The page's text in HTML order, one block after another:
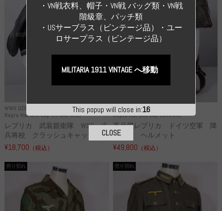
WWII GERMANY
Repro Hat and Cap SS and WSS
レプリカ 武装親衛隊 WSS 歩
兵将校 クラッシュキャップ ...
¥18,700 （税込）
WWII GERMANY
Repro Hat and Cap Luftwaffe
高品質レプリカ ドイツ空軍 降
下猟兵 ヘルメット
¥49,800 （税込）
売り切れ 売り切れ
This popup will close in:14
・VN戦衣料、帽子・VN戦 バッグ類・VN戦
階級章、パッチ類
・USサーブラス（ビンテージ品）・ユー
ロサープラス（ビンテージ品）
MILITARIA 1911 VINTAGE へ移動
CLOSE